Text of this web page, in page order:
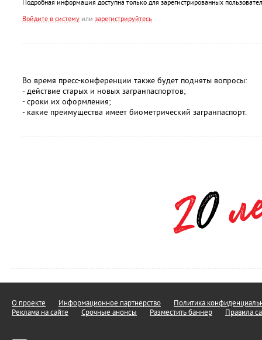
Подробная информация доступна только для зарегистрированных
Войдите в систему или зарегистрируйтесь
Во время пресс-конференции также будет подняты вопросы:
- действие старых и новых загранпаспортов;
- сроки их оформления;
- какие преимущества имеет биометрический загранпаспорт.
О проекте Информационное партнерство
Политика
Реклама на сайте
Срочные анонсы Разместить баннер Правила